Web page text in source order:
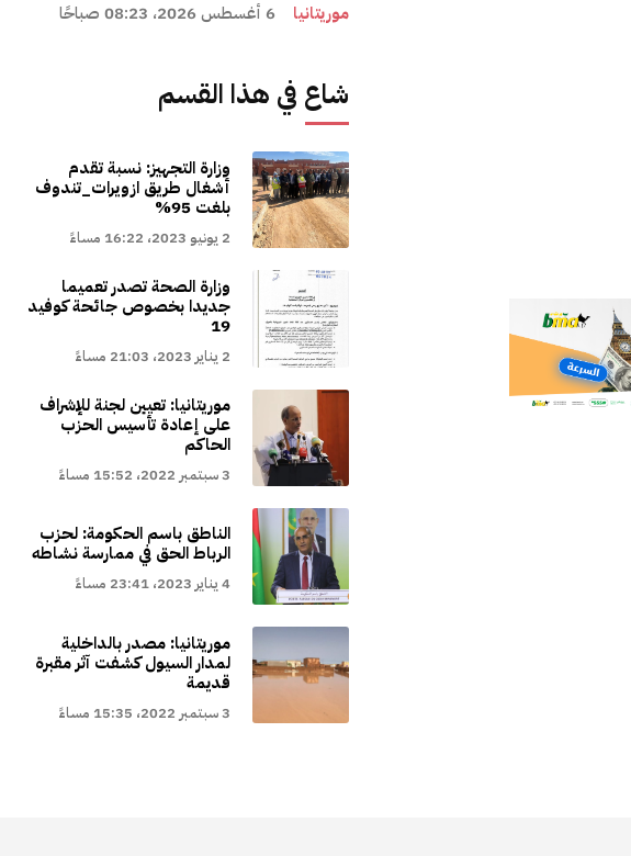
موريتانيا 6 أغسطس 2026، 08:23 صباحًا
شاع في هذا القسم
وزارة التجهيز: نسبة تقدم
أشغال طريق ازويرات_تندوف
بلغت 95%
2 يونيو 2023، 16:22 مساءً
وزارة الصحة تصدر تعميما
جديدا بخصوص جائحة كوفيد
19
2 يناير 2023، 21:03 مساءً
موريتانيا: تعيين لجنة للإشراف
على إعادة تأسيس الحزب
الحاكم
3 سبتمبر 2022، 15:52 مساءً
الناطق باسم الحكومة: لحزب
الرباط الحق في ممارسة نشاطه
4 يناير 2023، 23:41 مساءً
موريتانيا: مصدر بالداخلية
لمدار السيول كشفت آثر مقبرة
قديمة
3 سبتمبر 2022، 15:35 مساءً